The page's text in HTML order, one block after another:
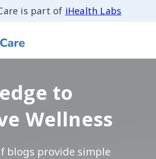
is part of iHealth Labs
to
Wellness
blogs provide simple